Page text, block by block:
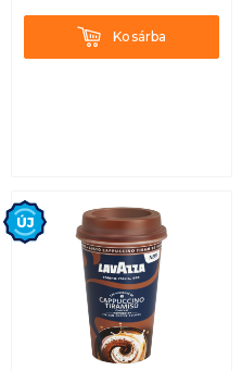
KosárbaKosárba
Új